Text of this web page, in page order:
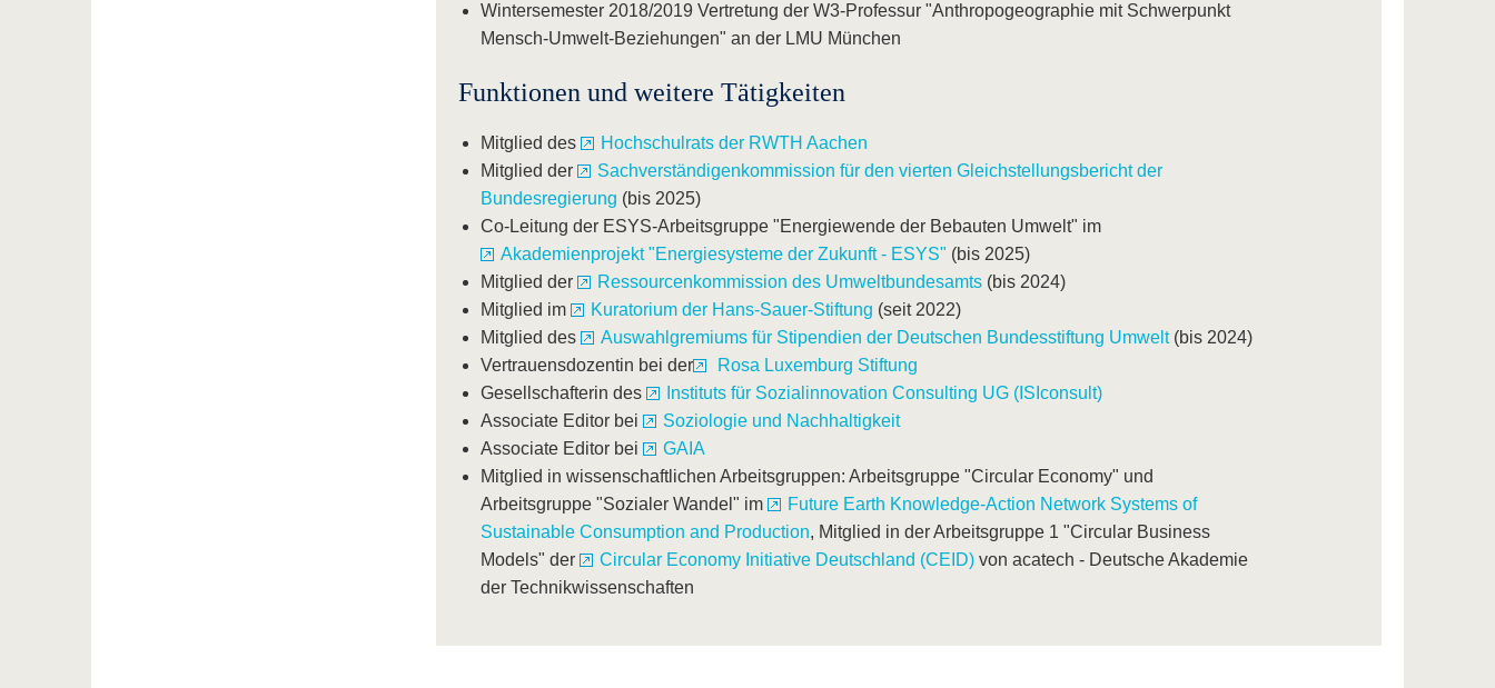
Wintersemester 2018/2019 Vertretung der W3-Professur "Anthropogeographie mit Schwerpunkt
Mensch-Umwelt-Beziehungen" an der LMU München
Funktionen und weitere Tätigkeiten
Mitglied des
Hochschulrats der RWTH Aachen
Mitglied der
Sachverständigenkommission für den vierten Gleichstellungsbericht der
Bundesregierung (bis 2025)
Co-Leitung der ESYS-Arbeitsgruppe "Energiewende der Bebauten Umwelt" im
Akademienprojekt "Energiesysteme der Zukunft - ESYS" (bis 2025)
Mitglied der
Ressourcenkommission des Umweltbundesamts (bis 2024)
Mitglied im
Kuratorium der Hans-Sauer-Stiftung (seit 2022)
Mitglied des
Auswahlgremiums für Stipendien der Deutschen Bundesstiftung Umwelt(bis 2024)
Vertrauensdozentin bei der
Rosa Luxemburg Stiftung
Gesellschafterin des
Instituts für Sozialinnovation Consulting UG (ISIconsult)
Associate Editor bei
Soziologie und Nachhaltigkeit
Associate Editor bei
GAIA
Mitglied in wissenschaftlichen Arbeitsgruppen: Arbeitsgruppe "Circular Economy" und
Arbeitsgruppe "Sozialer Wandel" im
Future Earth Knowledge-Action Network Systems of
Sustainable Consumption and Production, Mitglied in der Arbeitsgruppe 1 "Circular Business
Models" der
Circular Economy Initiative Deutschland (CEID) von acatech - Deutsche Akademie
der Technikwissenschaften